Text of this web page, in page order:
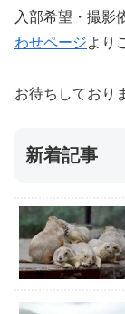
入部希望・撮影
わせページより
お待ちしており
新着記事